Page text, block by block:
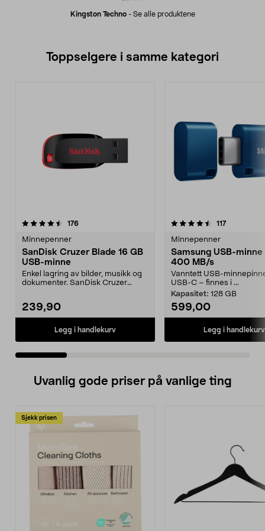
Kingston Techno- Se alle produktene
Toppselgere i samme kategori
176anmeldelser
Minnepenner
SanDisk Cruzer Blade 16 GB
USB-minne
Enkel lagring av bilder, musikk og
dokumenter. SanDisk Cruzer
239,90
Legg i handlekurv
4.5 av 5 stjerner 117
Minnepenner
Samsung USB-minne
400 MB/s
Vanntett USB-
USB-C – finnes i ...
Kapasitet: 128 GB
599,00
Legg i handlekurv
4.5 av 5 stjerner
Uvanlig gode priser på vanlige ting
Sjekk prisen